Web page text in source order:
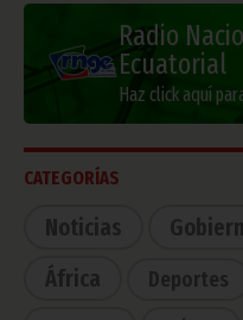
Radio
Ecuatorial
Haz click aquí
CATEGORÍAS
Noticias
África
Deportes